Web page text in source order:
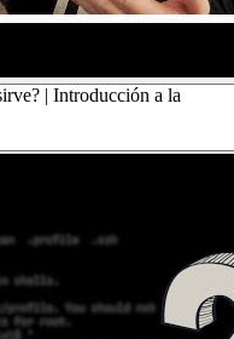
| Introducción a la